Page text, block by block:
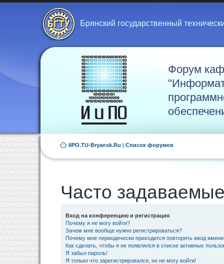
Брянский государственный
Форум
IIPO.TU-Bryansk.Ru | Список форумов
Часто
Вход на конференцию и регистрация
Почему я не могу войти?
Зачем мне вообще нужно регистрироваться?
Почему мне периодически приходится повторять ввод
Как сделать, чтобы я не появлялся в списке активных
Я забыл пароль!
Я только что зарегистрировался, но не могу войти!